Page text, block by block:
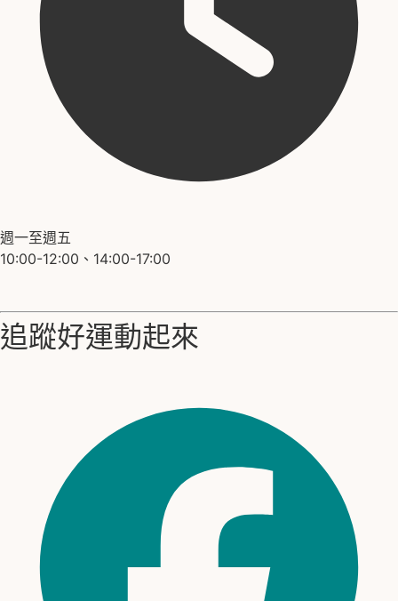
週一至週五
10:00-12:00、14:00-17:00
追蹤好運動起來